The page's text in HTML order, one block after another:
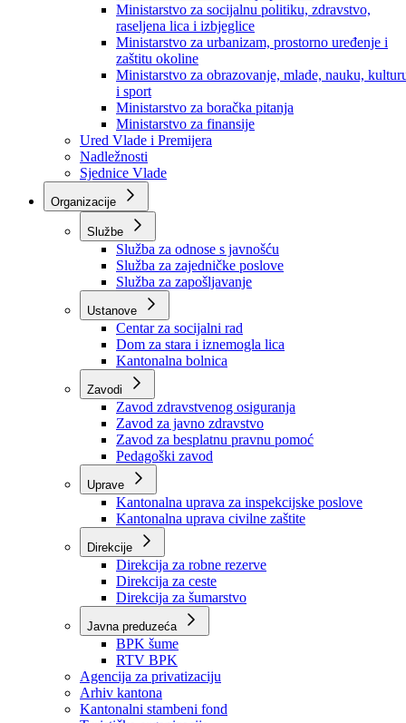
Ministarstvo za privredu
Ministarstvo za pravosuđe, upravu i radne odnose
Ministarstvo za unutrašnje poslove
Ministarstvo za socijalnu politiku, zdravstvo,
raseljena lica i izbjeglice
Ministarstvo za urbanizam, prostorno uređenje i
zaštitu okoline
Ministarstvo za obrazovanje, mlade, nauku,
i sport
Ministarstvo za boračka pitanja
Ministarstvo za finansije
Ured Vlade i Premijera
Nadležnosti
Sjednice Vlade
Organizacije
Službe
Služba za odnose s javnošću
Služba za zajedničke poslove
Služba za zapošljavanje
Ustanove
Centar za socijalni rad
Dom za stara i iznemogla lica
Kantonalna bolnica
Zavodi
Zavod zdravstvenog osiguranja
Zavod za javno zdravstvo
Zavod za besplatnu pravnu pomoć
Pedagoški zavod
Kantonalna uprava za inspekcijske poslove
Kantonalna uprava civilne zaštite
Direkcije
Direkcija za robne rezerve
Direkcija za ceste
Direkcija za šumarstvo
Javna preduzeća
BPK šume
RTV BPK